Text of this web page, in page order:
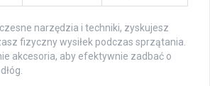
narzędzia i techniki, zyskujesz
fizyczny wysiłek podczas sprzątania.
akcesoria, aby efektywnie zadbać o